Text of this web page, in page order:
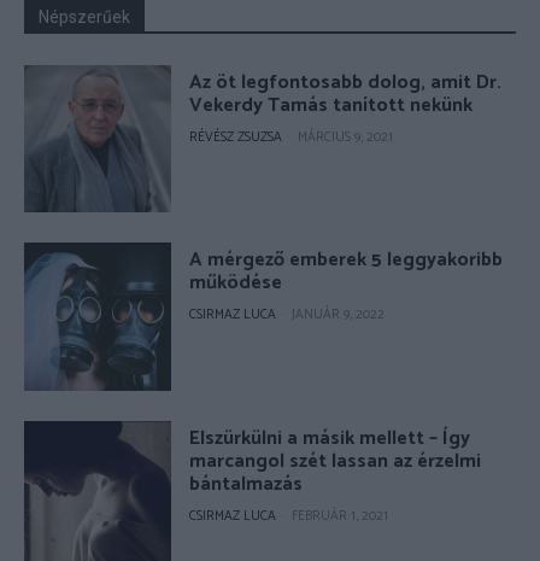
Népszerűek
Az öt legfontosabb dolog, amit Dr.
Vekerdy Tamás tanított nekünk
RÉVÉSZ ZSUZSA MÁRCIUS 9, 2021
A mérgező emberek 5 leggyakoribb
működése
CSIRMAZ LUCA JANUÁR 9, 2022
Elszürkülni a másik mellett – Így
marcangol szét lassan az érzelmi
bántalmazás
CSIRMAZ LUCA FEBRUÁR 1, 2021